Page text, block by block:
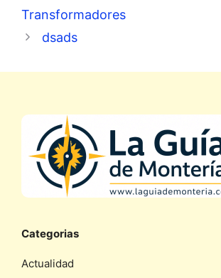
Transformadores
dsads
Categorias
Actualidad